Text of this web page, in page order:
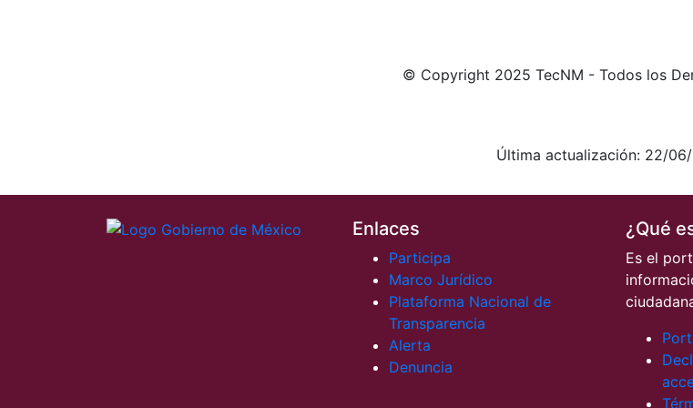
© Copyright 2025 TecNM - Todos los
Última actualización: 22/
Enlaces
Participa
Marco Jurídico
Plataforma Nacional de
Transparencia
Alerta
Denuncia
¿Qué
Es el